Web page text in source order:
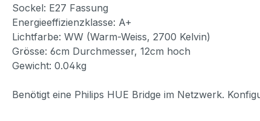
Sockel: E27 Fassung
Energieeffizienzklasse: A+
Lichtfarbe: WW (Warm-Weiss, 2700 Kelvin)
Grösse: 6cm Durchmesser, 12cm hoch
Gewicht: 0.04kg
Benötigt eine Philips HUE Bridge im Netzwerk.